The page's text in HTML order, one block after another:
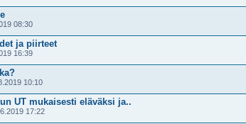
08:30
ja piirteet
16:39
10:10
UT mukaisesti eläväksi ja..
17:22